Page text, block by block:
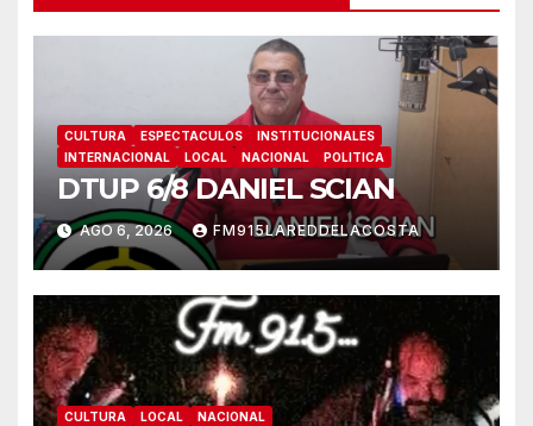
CULTURA ESPECTACULOS
INSTITUCIONALES
INTERNACIONAL
LOCAL NACIONAL POLITICA
DTUP 6/8 DANIEL SCIAN
AGO 6, 2026 FM915LAREDDELACOSTA
CULTURA LOCAL NACIONAL